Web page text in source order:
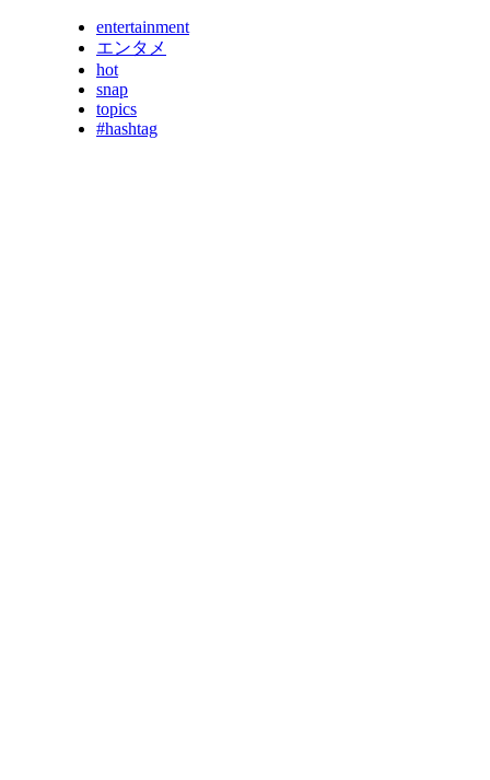
entertainment
エンタメ
hot
snap
topics
#hashtag